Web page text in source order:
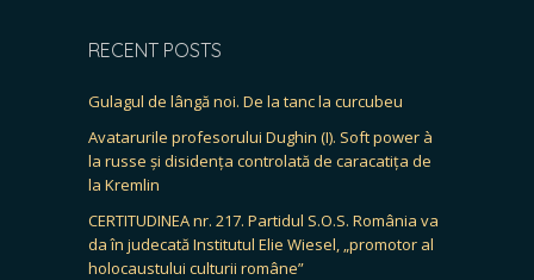
RECENT POSTS
Gulagul de lângă noi. De la tanc la curcubeu
Avatarurile profesorului Dughin (I). Soft power à
la russe și disidența controlată de caracatița de
la Kremlin
CERTITUDINEA nr. 217. Partidul S.O.S. România va
da în judecată Institutul Elie Wiesel, „promotor al
holocaustului culturii române”